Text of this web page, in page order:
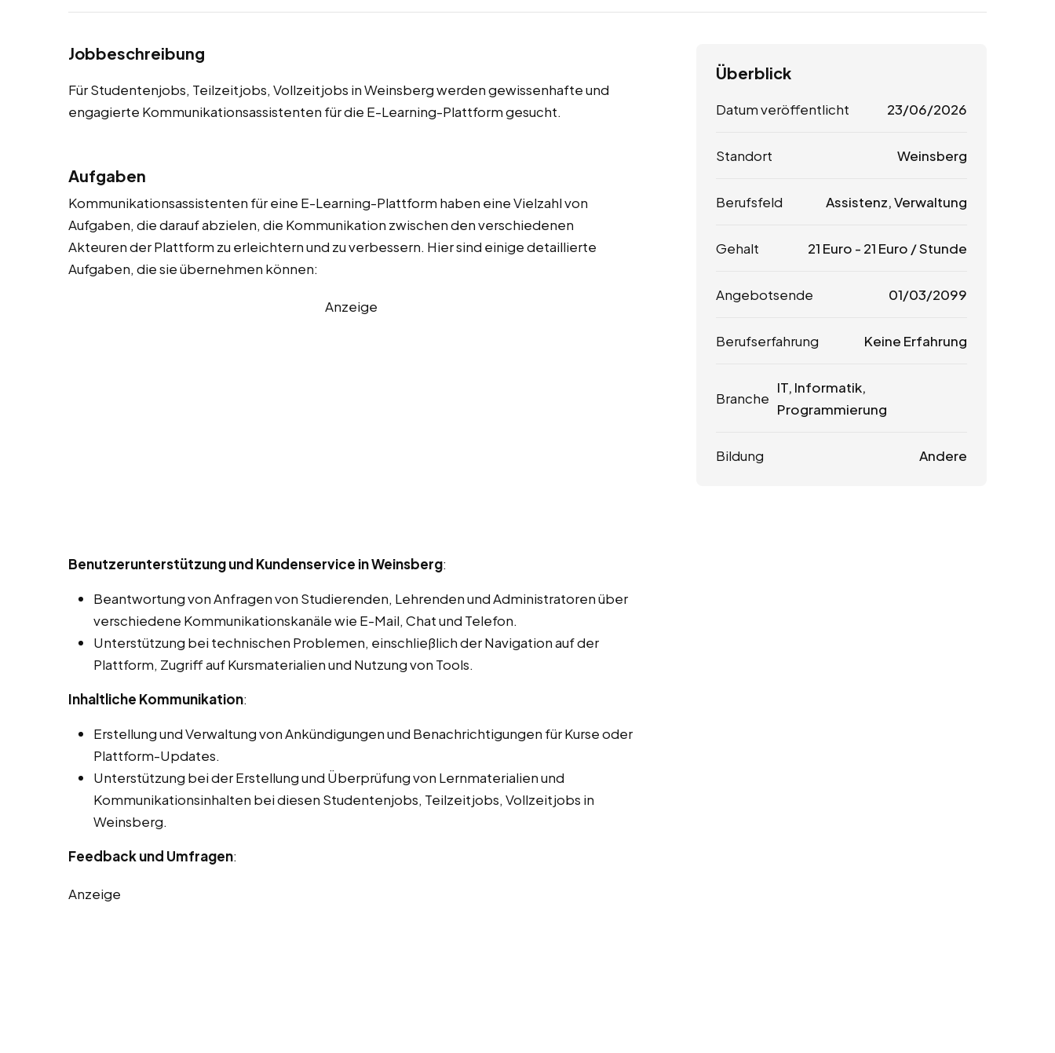
Jobbeschreibung
Für Studentenjobs, Teilzeitjobs, Vollzeitjobs in Weinsberg werden gewissenhafte und
engagierte Kommunikationsassistenten für die E-Learning-Plattform gesucht.
Aufgaben
Kommunikationsassistenten für eine E-Learning-Plattform haben eine Vielzahl von
Aufgaben, die darauf abzielen, die Kommunikation zwischen den verschiedenen
Akteuren der Plattform zu erleichtern und zu verbessern. Hier sind einige detaillierte
Aufgaben, die sie übernehmen können:
Anzeige
Benutzerunterstützung und Kundenservice in Weinsberg:
Beantwortung von Anfragen von Studierenden, Lehrenden und Administratoren über
verschiedene Kommunikationskanäle wie E-Mail, Chat und Telefon.
Unterstützung bei technischen Problemen, einschließlich der Navigation auf der
Plattform, Zugriff auf Kursmaterialien und Nutzung von Tools.
Inhaltliche Kommunikation:
Erstellung und Verwaltung von Ankündigungen und Benachrichtigungen für Kurse oder
Plattform-Updates.
Unterstützung bei der Erstellung und Überprüfung von Lernmaterialien und
Kommunikationsinhalten bei diesen Studentenjobs, Teilzeitjobs, Vollzeitjobs in
Weinsberg.
Feedback und Umfragen:
Anzeige
Überblick
Datum veröffentlicht 23/06/2026
Standort Weinsberg
Berufsfeld Assistenz, Verwaltung
Gehalt 21 Euro - 21 Euro / Stunde
Angebotsende 01/03/2099
Berufserfahrung Keine Erfahrung
Branche
IT, Informatik,
Programmierung
Bildung Andere